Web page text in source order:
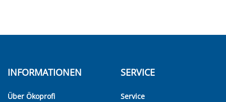
INFORMATIONEN
Über Ökoprofi
SERVICE
Service